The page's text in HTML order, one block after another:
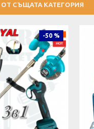
ОТ СЪЩАТА КАТЕГОРИЯ
-50 %